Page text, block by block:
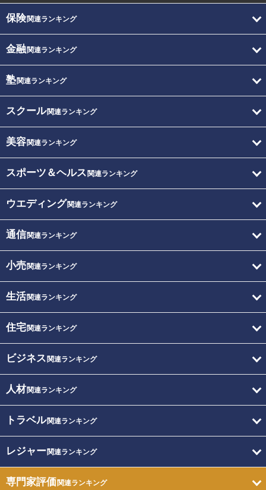
保険関連ランキング
金融関連ランキング
塾関連ランキング
スクール関連ランキング
美容関連ランキング
スポーツ＆ヘルス 関連ランキング
ウエディング関連ランキング
通信関連ランキング
小売関連ランキング
生活関連ランキング
住宅関連ランキング
ビジネス 関連ランキング
人材関連ランキング
トラベル関連ランキング
レジャー関連ランキング
専門家評価関連ランキング